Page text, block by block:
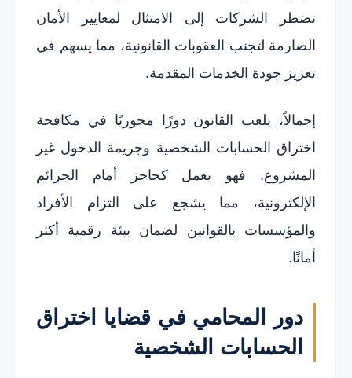
تضطر الشركات إلى الامتثال لمعايير الأمان
الصارمة لتجنب العقوبات القانونية، مما يسهم في
تعزيز جودة الخدمات المقدمة.
إجمالاً، يلعب القانون دورًا محوريًا في مكافحة
اختراق الحسابات الشخصية وجريمة الدخول غير
المشروع. فهو يعمل كحاجز أمام الجرائم
الإلكترونية، مما يشجع على التزام الأفراد
والمؤسسات بالقوانين لضمان بيئة رقمية أكثر
أمانًا.
دور المحامي في قضايا اختراق
الحسابات الشخصية